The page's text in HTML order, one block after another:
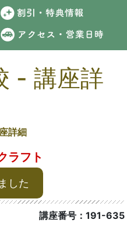
- 講座詳
詳細
ラフト
した
講座番号：191-635